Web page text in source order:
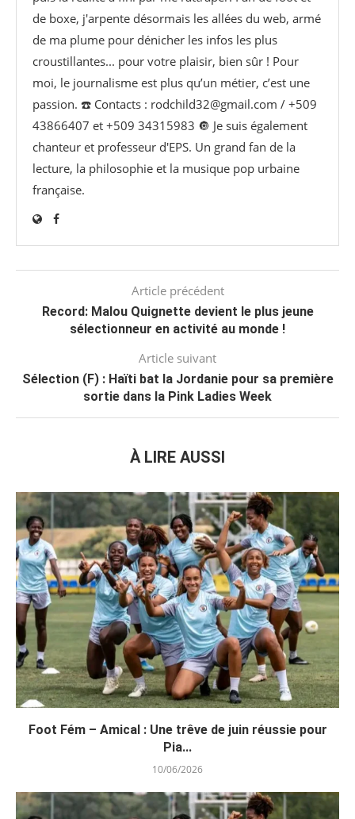
de boxe, j'arpente désormais les allées du web, armé
de ma plume pour dénicher les infos les plus
croustillantes... pour votre plaisir, bien sûr ! Pour
moi, le journalisme est plus qu’un métier, c’est une
passion. ☎️ Contacts : rodchild32@gmail.com / +509
43866407 et +509 34315983 🔘 Je suis également
chanteur et professeur d'EPS. Un grand fan de la
lecture, la philosophie et la musique pop urbaine
française.
Article précédent
Record: Malou Quignette devient le plus jeune
sélectionneur en activité au monde !
Article suivant
Sélection (F) : Haïti bat la Jordanie pour sa première
sortie dans la Pink Ladies Week
À LIRE AUSSI
Foot Fém – Amical : Une trêve de juin réussie pour
Pia...
10/06/2026